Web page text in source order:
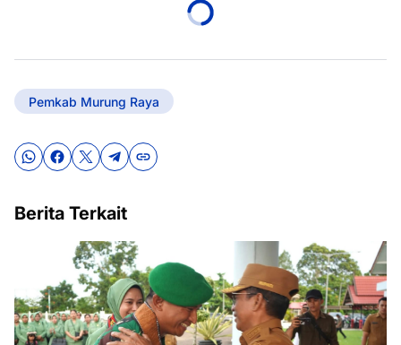
Pemkab Murung Raya
Berita Terkait